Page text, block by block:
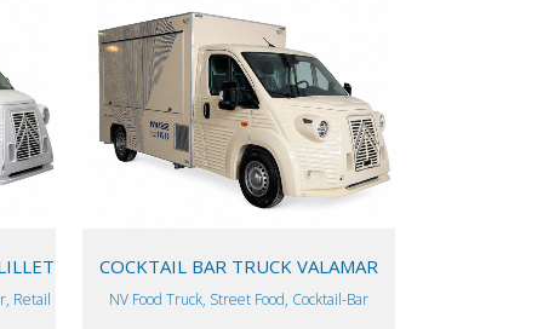
Retail
VIEW
COCKTAIL BAR TRUCK VALAMAR
NV Food Truck, Street Food, Cocktail-Bar